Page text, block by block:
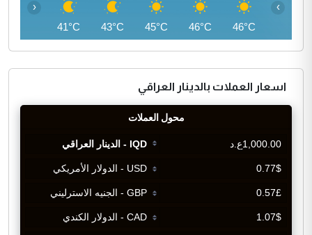
46°C
46°C
45°C
43°C
41°C
‹ ›
اسعار العملات بالدينار العراقي